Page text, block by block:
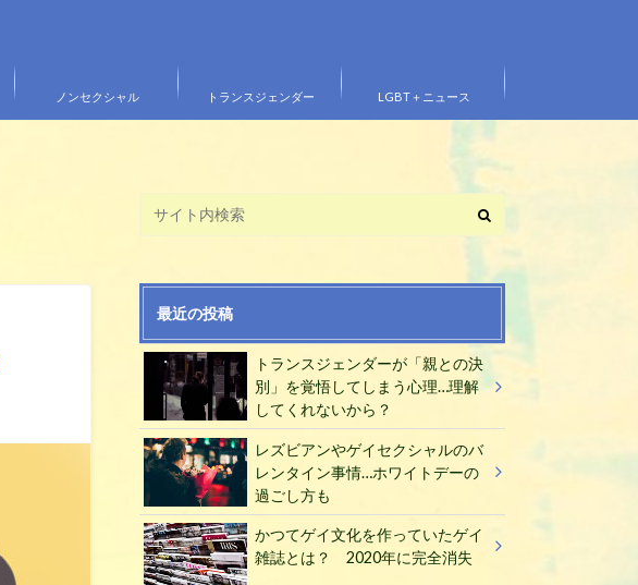
ノンセクシャル トランスジェンダー LGBT＋ニュース
最近の投稿
トランスジェンダーが「親との決
別」を覚悟してしまう心理…理解
してくれないから？
レズビアンやゲイセクシャルのバ
レンタイン事情…ホワイトデーの
過ごし方も
かつてゲイ文化を作っていたゲイ
雑誌とは？ 2020年に完全消失